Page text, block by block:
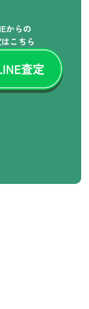
からの
こちら